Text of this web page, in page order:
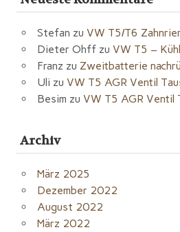
Stefan zu VW T5/T6
Dieter Ohff zu VW T5 –
Franz zu Zweitbatterie
Uli zu VW T5 AGR Ventil
Besim zu VW T5 AGR Ventil
Archiv
März 2025
Dezember 2022
August 2022
März 2022